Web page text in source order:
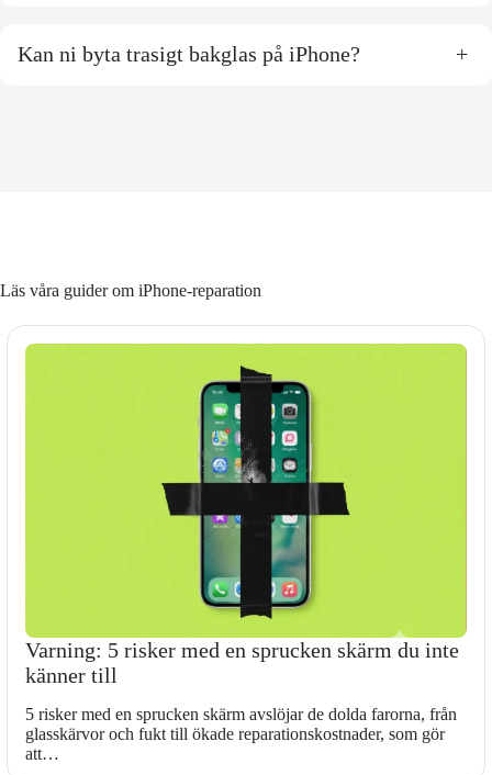
Kan ni byta trasigt bakglas på iPhone? +
Läs våra guider om iPhone-reparation
Varning: 5 risker med en sprucken skärm du inte
känner till
5 risker med en sprucken skärm avslöjar de dolda farorna, från
glasskärvor och fukt till ökade reparationskostnader, som gör
att…